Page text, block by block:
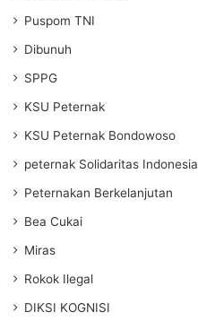
Puspom TNI
Dibunuh
SPPG
KSU Peternak
KSU Peternak Bondowoso
peternak Solidaritas Indonesia
Peternakan Berkelanjutan
Bea Cukai
Miras
Rokok Ilegal
DIKSI KOGNISI